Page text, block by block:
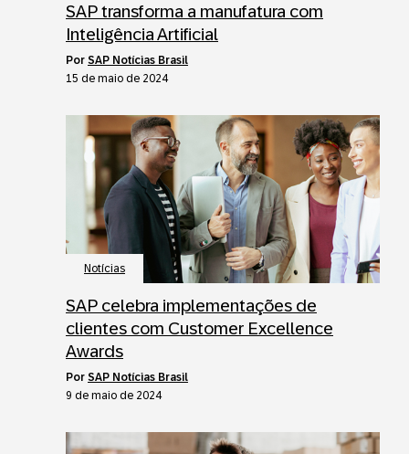
SAP transforma a manufatura com
Inteligência Artificial
por SAP Notícias Brasil
15 de maio de 2024
Notícias
SAP celebra implementações de
clientes com Customer Excellence
Awards
por SAP Notícias Brasil
9 de maio de 2024